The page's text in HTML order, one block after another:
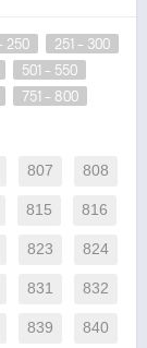
250
251 - 300
501 - 550
751 - 800
807 808
815 816
823 824
831 832
839 840